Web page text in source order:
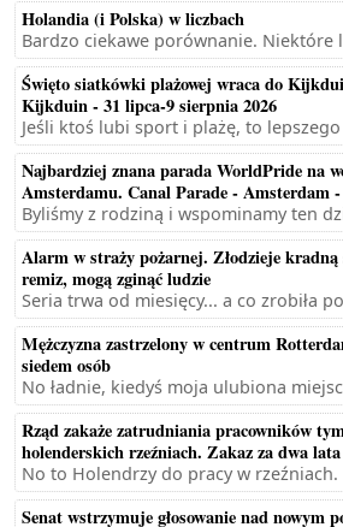
Holandia (i Polska) w liczbach
Bardzo ciekawe porównanie. Niektóre
Święto siatkówki plażowej wraca do
Kijkduin - 31 lipca-9 sierpnia 2026
Jeśli ktoś lubi sport i plażę, to lepszego
Najbardziej znana parada WorldPride na
Amsterdamu. Canal Parade - Amsterdam
Byliśmy z rodziną i wspominamy ten
Alarm w straży pożarnej. Złodzieje
remiz, mogą zginąć ludzie
Seria trwa od miesięcy... a co zrobiła
Mężczyzna zastrzelony w centrum
siedem osób
No ładnie, kiedyś moja ulubiona
Rząd zakaże zatrudniania pracowników
holenderskich rzeźniach. Zakaz za dwa lata
No to Holendrzy do pracy w rzeźniach.
Senat wstrzymuje głosowanie nad nowym